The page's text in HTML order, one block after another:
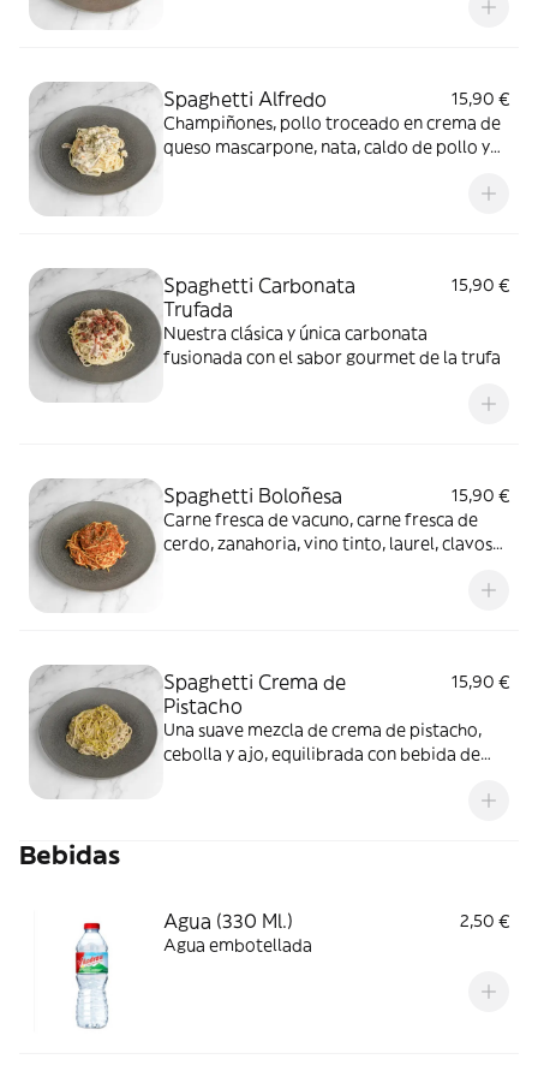
Spaghetti Alfredo
15,90 €
Champiñones, pollo troceado en crema de
queso mascarpone, nata, caldo de pollo y
Spaghetti Carbonata
Trufada
15,90 €
Nuestra clásica y única carbonata
fusionada con el sabor gourmet de la trufa
Spaghetti Boloñesa
15,90 €
Carne fresca de vacuno, carne fresca de
cerdo, zanahoria, vino tinto, laurel, clavos
Spaghetti Crema de
Pistacho
15,90 €
Una suave mezcla de crema de pistacho,
cebolla y ajo, equilibrada con bebida de
Bebidas
Agua (330 Ml.)
2,50 €
Agua embotellada